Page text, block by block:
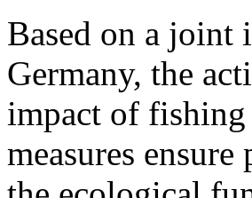
Based on a joint
Germany, the
impact of fishing
measures